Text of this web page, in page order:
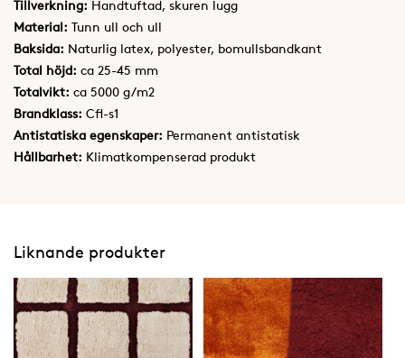
Tillverkning: Handtuftad, skuren lugg
Material: Tunn ull och ull
Baksida: Naturlig latex, polyester, bomullsbandkant
Total höjd: ca 25-45 mm
Totalvikt: ca 5000 g/m2
Brandklass: Cfl-s1
Antistatiska egenskaper: Permanent antistatisk
Hållbarhet: Klimatkompenserad produkt
Liknande produkter